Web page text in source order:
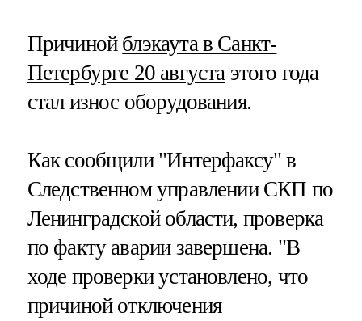
Причиной блэкаута в Санкт-
Петербурге 20 августаэтого года
стал износ оборудования.
Как сообщили "Интерфаксу" в
Следственном управлении СКП по
Ленинградской области, проверка
по факту аварии завершена. "В
ходе проверки установлено, что
причиной отключения